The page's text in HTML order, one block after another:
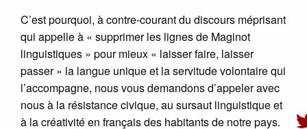
C’est pourquoi, à contre-courant du discours méprisant
qui appelle à « supprimer les lignes de Maginot
linguistiques » pour mieux « laisser faire, laisser
passer » la langue unique et la servitude volontaire qui
l’accompagne, nous vous demandons d’appeler avec
nous à la résistance civique, au sursaut linguistique et
à la créativité en français des habitants de notre pays.